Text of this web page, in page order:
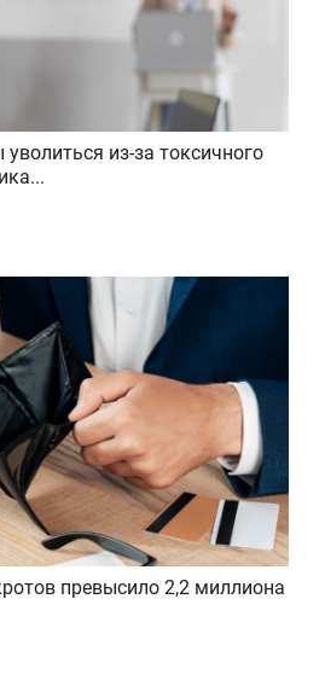
уволиться из-за токсичного
превысило 2,2 миллиона